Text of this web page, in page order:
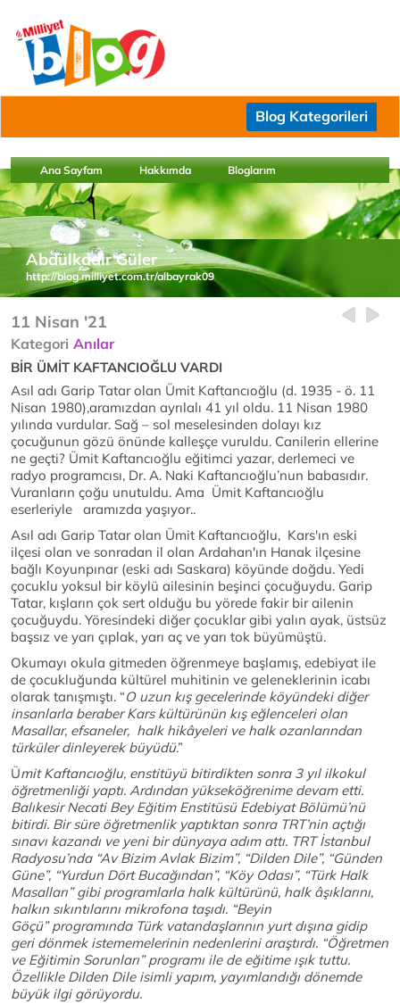
Blog Kategorileri
Ana Sayfam Hakkımda Bloglarım
Abdülkadir Güler
http://blog.milliyet.com.tr/albayrak09
11 Nisan '21
Kategori Anılar
BİR ÜMİT KAFTANCIOĞLU VARDI
Asıl adı Garip Tatar olan Ümit Kaftancıoğlu (d. 1935 - ö. 11
Nisan 1980),aramızdan ayrılalı 41 yıl oldu. 11 Nisan 1980
yılında vurdular. Sağ – sol meselesinden dolayı kız
çocuğunun gözü önünde kalleşçe vuruldu. Canilerin ellerine
ne geçti? Ümit Kaftancıoğlu eğitimci yazar, derlemeci ve
radyo programcısı, Dr. A. Naki Kaftancıoğlu’nun babasıdır.
Vuranların çoğu unutuldu. Ama Ümit Kaftancıoğlu
eserleriyle aramızda yaşıyor..
Asıl adı Garip Tatar olan Ümit Kaftancıoğlu, Kars'ın eski
ilçesi olan ve sonradan il olan Ardahan'ın Hanak ilçesine
bağlı Koyunpınar (eski adı Saskara) köyünde doğdu. Yedi
çocuklu yoksul bir köylü ailesinin beşinci çocuğuydu. Garip
Tatar, kışların çok sert olduğu bu yörede fakir bir ailenin
çocuğuydu. Yöresindeki diğer çocuklar gibi yalın ayak, üstsüz
başsız ve yarı çıplak, yarı aç ve yarı tok büyümüştü.
Okumayı okula gitmeden öğrenmeye başlamış, edebiyat ile
de çocukluğunda kültürel muhitinin ve geleneklerinin icabı
olarak tanışmıştı. “O uzun kış gecelerinde köyündeki diğer
insanlarla beraber Kars kültürünün kış eğlenceleri olan
Masallar, efsaneler, halk hikâyeleri ve halk ozanlarından
türküler dinleyerek büyüdü.”
Ümit Kaftancıoğlu, enstitüyü bitirdikten sonra 3 yıl ilkokul
öğretmenliği yaptı. Ardından yükseköğrenime devam etti.
Balıkesir Necati Bey Eğitim Enstitüsü Edebiyat Bölümü’nü
bitirdi. Bir süre öğretmenlik yaptıktan sonra TRT’nin açtığı
sınavı kazandı ve yeni bir dünyaya adım attı. TRT İstanbul
Radyosu’nda “Av Bizim Avlak Bizim”, “Dilden Dile”, “Günden
Güne”, “Yurdun Dört Bucağından”, “Köy Odası”, “Türk Halk
Masalları” gibi programlarla halk kültürünü, halk âşıklarını,
halkın sıkıntılarını mikrofona taşıdı. “Beyin
Göçü” programında Türk vatandaşlarının yurt dışına gidip
geri dönmek istememelerinin nedenlerini araştırdı. “Öğretmen
ve Eğitimin Sorunları” programı ile de eğitime ışık tuttu.
Özellikle Dilden Dile isimli yapım, yayımlandığı dönemde
büyük ilgi görüyordu.